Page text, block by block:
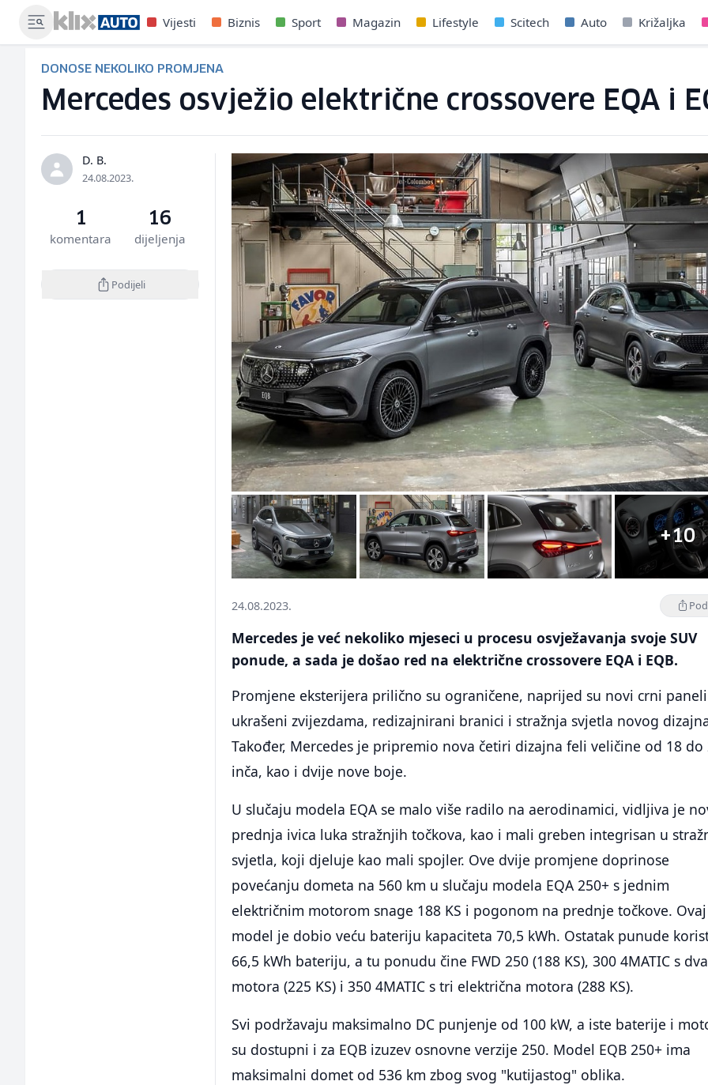
Vijesti Biznis Sport Magazin Lifestyle Scitech Auto Križaljka
DONOSE NEKOLIKO PROMJENA
Mercedes osvježio električne crossovere EQA i
D. B.
24.08.2023.
1
komentara
16
dijeljenja
Podijeli
+10
24.08.2023.
Mercedes je već nekoliko mjeseci u procesu osvježavanja svoje SUV
ponude, a sada je došao red na električne crossovere EQA i EQB.
Promjene eksterijera prilično su ograničene, naprijed su novi crni paneli
ukrašeni zvijezdama, redizajnirani branici i stražnja svjetla novog
Također, Mercedes je pripremio nova četiri dizajna feli veličine od 18 do
inča, kao i dvije nove boje.
U slučaju modela EQA se malo više radilo na aerodinamici, vidljiva je
prednja ivica luka stražnjih točkova, kao i mali greben integrisan u
svjetla, koji djeluje kao mali spojler. Ove dvije promjene doprinose
povećanju dometa na 560 km u slučaju modela EQA 250+ s jednim
električnim motorom snage 188 KS i pogonom na prednje točkove. Ovaj
model je dobio veću bateriju kapaciteta 70,5 kWh. Ostatak punude
66,5 kWh bateriju, a tu ponudu čine FWD 250 (188 KS), 300 4MATIC s dva
motora (225 KS) i 350 4MATIC s tri električna motora (288 KS).
Svi podržavaju maksimalno DC punjenje od 100 kW, a iste baterije i
su dostupni i za EQB izuzev osnovne verzije 250. Model EQB 250+ ima
maksimalni domet od 536 km zbog svog "kutijastog" oblika.